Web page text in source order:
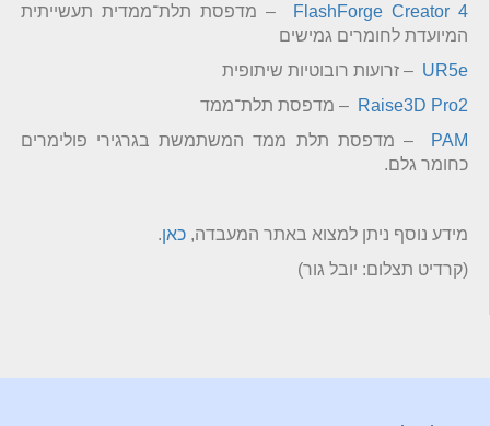
FlashForge Creator 4
– מדפסת תלת־ממדית תעשייתית
המיועדת לחומרים גמישים
UR5e – זרועות רובוטיות שיתופית
Raise3D Pro2 – מדפסת תלת־ממד
PAM
– מדפסת תלת ממד המשתמשת בגרגירי פולימרים
כחומר גלם.
מידע נוסף ניתן למצוא באתר המעבדה, כאן.
(קרדיט תצלום: יובל גור)